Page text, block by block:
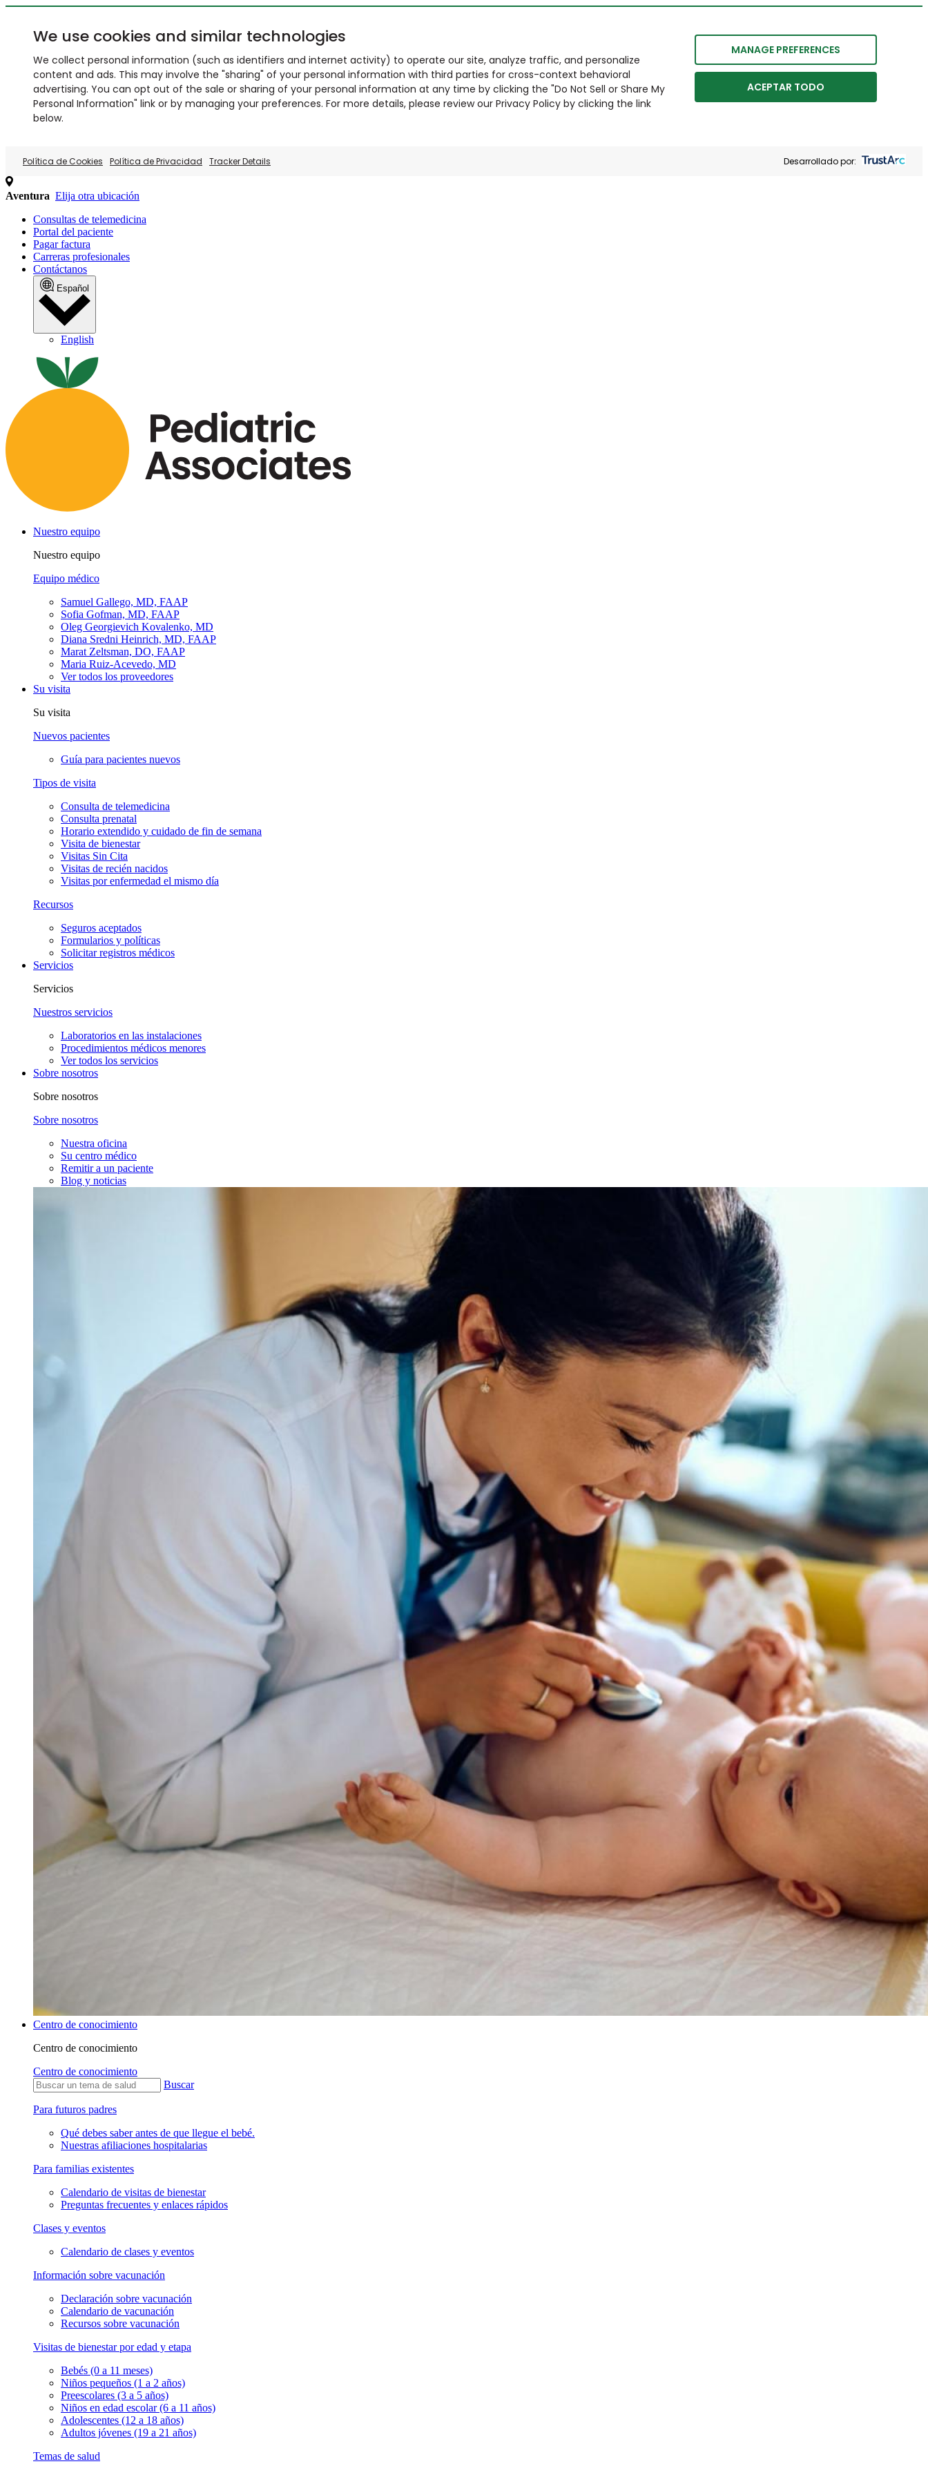
We use cookies and similar technologies
We collect personal information (such as identifiers and internet activity) to operate our site, analyze traffic, and personalize
content and ads. This may involve the "sharing" of your personal information with third parties for cross-context behavioral
advertising. You can opt out of the sale or sharing of your personal information at any time by clicking the "Do Not Sell or Share My
Personal Information" link or by managing your preferences. For more details, please review our Privacy Policy by clicking the link
below.
MANAGE PREFERENCES
ACEPTAR TODO
Política de Cookies Política de Privacidad Tracker Details Desarrollado por:
Aventura Elija otra ubicación
Consultas de telemedicina
Portal del paciente
Pagar factura
Carreras profesionales
Contáctanos
Español
English
Nuestro equipo
Nuestro equipo
Equipo médico
Samuel Gallego, MD, FAAP
Sofia Gofman, MD, FAAP
Oleg Georgievich Kovalenko, MD
Diana Sredni Heinrich, MD, FAAP
Marat Zeltsman, DO, FAAP
Maria Ruiz-Acevedo, MD
Ver todos los proveedores
Su visita
Su visita
Nuevos pacientes
Guía para pacientes nuevos
Tipos de visita
Consulta de telemedicina
Consulta prenatal
Horario extendido y cuidado de fin de semana
Visita de bienestar
Visitas Sin Cita
Visitas de recién nacidos
Visitas por enfermedad el mismo día
Recursos
Seguros aceptados
Formularios y políticas
Solicitar registros médicos
Servicios
Servicios
Nuestros servicios
Laboratorios en las instalaciones
Procedimientos médicos menores
Ver todos los servicios
Sobre nosotros
Sobre nosotros
Sobre nosotros
Nuestra oficina
Su centro médico
Remitir a un paciente
Blog y noticias
Centro de conocimiento
Centro de conocimiento
Centro de conocimiento
Buscar
Para futuros padres
Qué debes saber antes de que llegue el bebé.
Nuestras afiliaciones hospitalarias
Para familias existentes
Calendario de visitas de bienestar
Preguntas frecuentes y enlaces rápidos
Clases y eventos
Calendario de clases y eventos
Información sobre vacunación
Declaración sobre vacunación
Calendario de vacunación
Recursos sobre vacunación
Visitas de bienestar por edad y etapa
Bebés (0 a 11 meses)
Niños pequeños (1 a 2 años)
Preescolares (3 a 5 años)
Niños en edad escolar (6 a 11 años)
Adolescentes (12 a 18 años)
Adultos jóvenes (19 a 21 años)
Temas de salud